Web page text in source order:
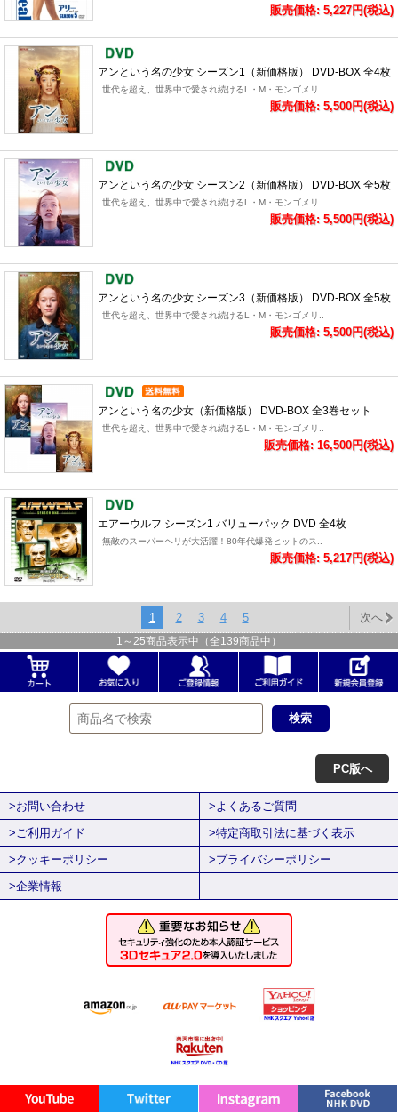
販売価格: 5,227円(税込)
アンという名の少女 シーズン1（新価格版） DVD-BOX 全4枚
世代を超え、世界中で愛され続けるL・M・モンゴメリ..
販売価格: 5,500円(税込)
アンという名の少女 シーズン2（新価格版） DVD-BOX 全5枚
世代を超え、世界中で愛され続けるL・M・モンゴメリ..
販売価格: 5,500円(税込)
アンという名の少女 シーズン3（新価格版） DVD-BOX 全5枚
世代を超え、世界中で愛され続けるL・M・モンゴメリ..
販売価格: 5,500円(税込)
アンという名の少女（新価格版） DVD-BOX 全3巻セット
世代を超え、世界中で愛され続けるL・M・モンゴメリ..
販売価格: 16,500円(税込)
エアーウルフ シーズン1 バリューパック DVD 全4枚
無敵のスーパーヘリが大活躍！80年代爆発ヒットのス..
販売価格: 5,217円(税込)
1 2 3 4 5 次へ
1 ～ 25商品表示中（全139商品中）
PC版へ
>お問い合わせ
>よくあるご質問
>ご利用ガイド
>特定商取引法に基づく表示
>クッキーポリシー
>プライバシーポリシー
>企業情報